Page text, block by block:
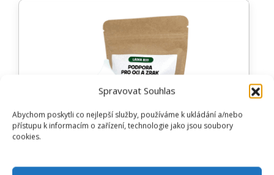
Spravovat Souhlas
Abychom poskytli co nejlepší služby, používáme k ukládání a/nebo
přístupu k informacím o zařízení, technologie jako jsou soubory
cookies.